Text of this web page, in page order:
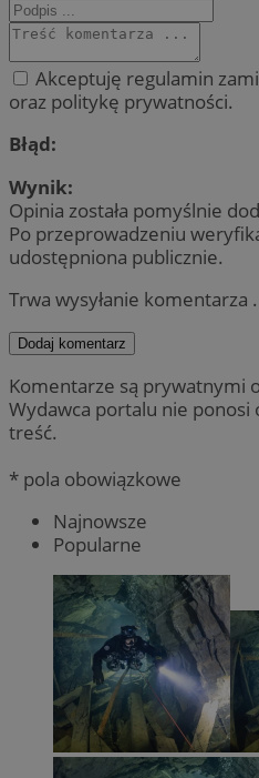
Akceptuję regulamin
oraz politykę prywatności.
Błąd:
Wynik:
Opinia została pomyślnie
Po przeprowadzeniu
udostępniona publicznie.
Trwa wysyłanie komentarza
Dodaj komentarz
Komentarze są prywatnymi
Wydawca portalu nie ponosi
treść.
* pola obowiązkowe
Najnowsze
Popularne